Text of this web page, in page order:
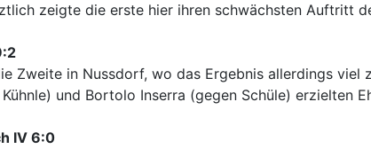
zeigte die erste hier ihren schwächsten Auftritt
Zweite in Nussdorf, wo das Ergebnis allerdings
und Bortolo Inserra (gegen Schüle) erzielten
IV 6:0